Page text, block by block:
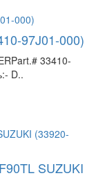
97J01-000)
33410-
D..
SUZUKI